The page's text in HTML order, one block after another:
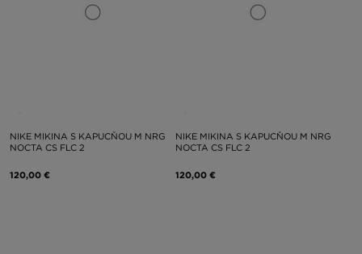
NIKE MIKINA S KAPUCŇOU M NRG
NOCTA CS FLC 2
120,00 €
NIKE MIKINA S KAPUCŇOU M NRG
NOCTA CS FLC 2
120,00 €